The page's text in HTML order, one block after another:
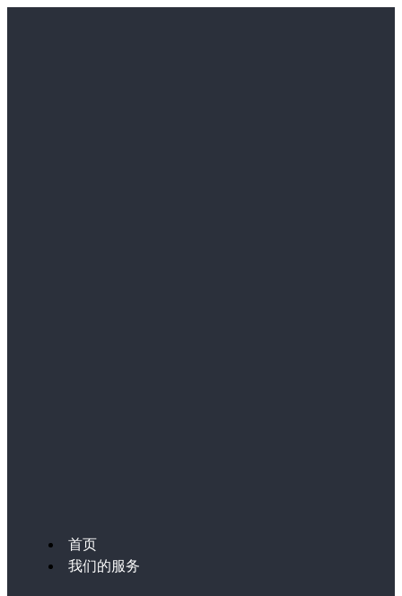
首页
我们的服务